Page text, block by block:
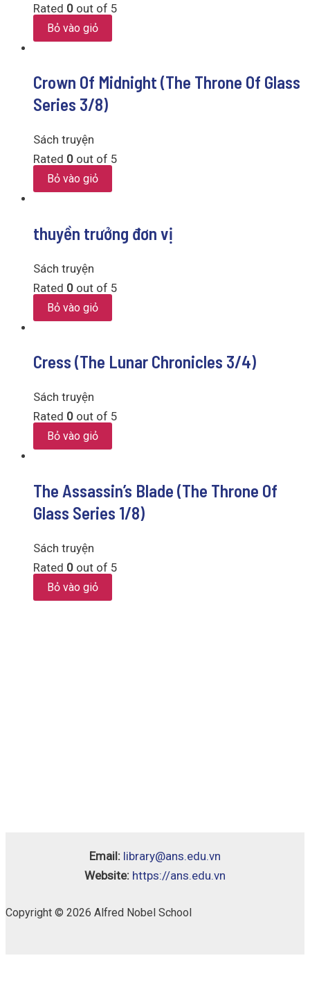
Rated 0 out of 5
Bỏ vào giỏ
Crown Of Midnight (The Throne Of Glass
Series 3/8)
Sách truyện
Rated 0 out of 5
Bỏ vào giỏ
thuyền trưởng đơn vị
Sách truyện
Rated 0 out of 5
Bỏ vào giỏ
Cress (The Lunar Chronicles 3/4)
Sách truyện
Rated 0 out of 5
Bỏ vào giỏ
The Assassin’s Blade (The Throne Of
Glass Series 1/8)
Sách truyện
Rated 0 out of 5
Bỏ vào giỏ
Email: library@ans.edu.vn
Website: https://ans.edu.vn
Copyright © 2026 Alfred Nobel School